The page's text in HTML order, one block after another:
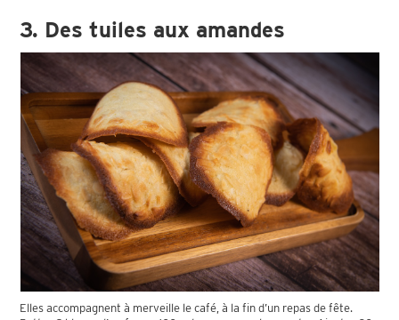
3. Des tuiles aux amandes
Elles accompagnent à merveille le café, à la fin d’un repas de fête.